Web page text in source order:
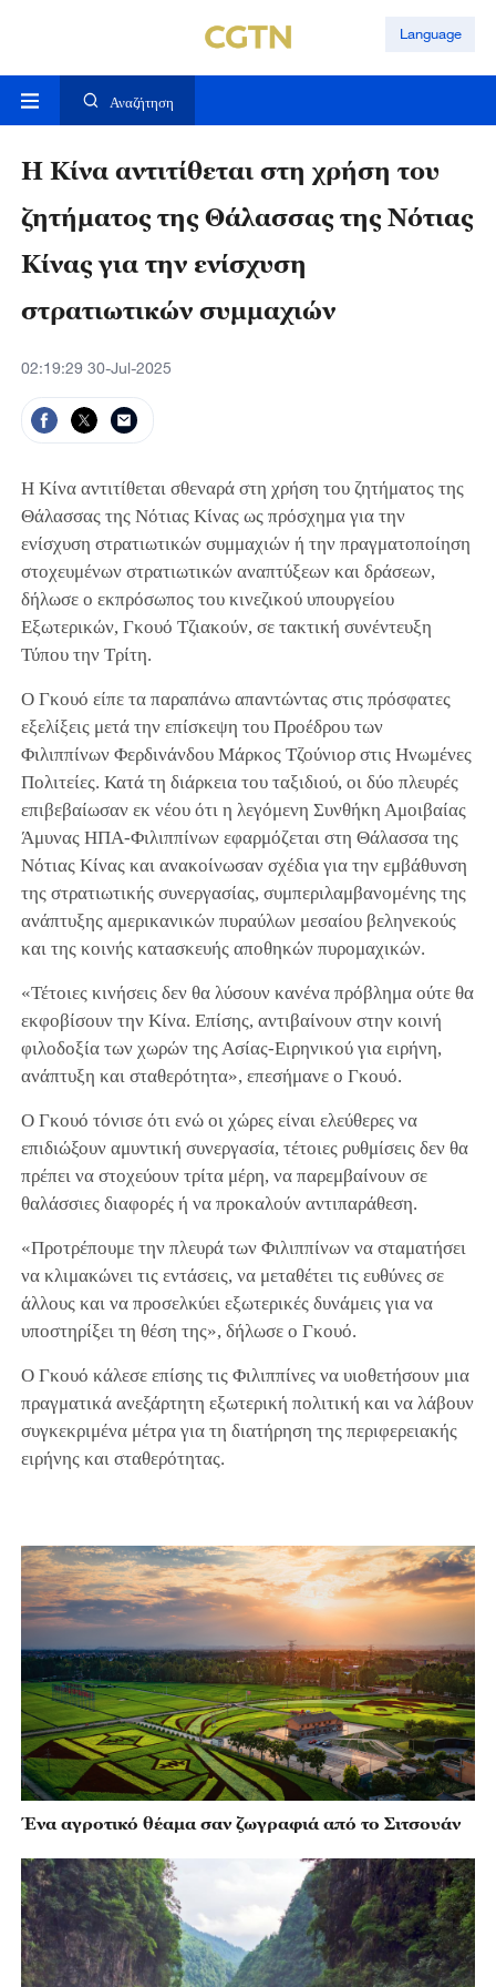
Language
Αναζήτηση
Η Κίνα αντιτίθεται στη χρήση του
ζητήματος της Θάλασσας της Νότιας
Κίνας για την ενίσχυση
στρατιωτικών συμμαχιών
02:19:29 30-Jul-2025
Η Κίνα αντιτίθεται σθεναρά στη χρήση του ζητήματος της
Θάλασσας της Νότιας Κίνας ως πρόσχημα για την
ενίσχυση στρατιωτικών συμμαχιών ή την πραγματοποίηση
στοχευμένων στρατιωτικών αναπτύξεων και δράσεων,
δήλωσε ο εκπρόσωπος του κινεζικού υπουργείου
Εξωτερικών, Γκουό Τζιακούν, σε τακτική συνέντευξη
Τύπου την Τρίτη.
Ο Γκουό είπε τα παραπάνω απαντώντας στις πρόσφατες
εξελίξεις μετά την επίσκεψη του Προέδρου των
Φιλιππίνων Φερδινάνδου Μάρκος Τζούνιορ στις Ηνωμένες
Πολιτείες. Κατά τη διάρκεια του ταξιδιού, οι δύο πλευρές
επιβεβαίωσαν εκ νέου ότι η λεγόμενη Συνθήκη Αμοιβαίας
Άμυνας ΗΠΑ-Φιλιππίνων εφαρμόζεται στη Θάλασσα της
Νότιας Κίνας και ανακοίνωσαν σχέδια για την εμβάθυνση
της στρατιωτικής συνεργασίας, συμπεριλαμβανομένης της
ανάπτυξης αμερικανικών πυραύλων μεσαίου βεληνεκούς
και της κοινής κατασκευής αποθηκών πυρομαχικών.
«Τέτοιες κινήσεις δεν θα λύσουν κανένα πρόβλημα ούτε θα
εκφοβίσουν την Κίνα. Επίσης, αντιβαίνουν στην κοινή
φιλοδοξία των χωρών της Ασίας-Ειρηνικού για ειρήνη,
ανάπτυξη και σταθερότητα», επεσήμανε ο Γκουό.
Ο Γκουό τόνισε ότι ενώ οι χώρες είναι ελεύθερες να
επιδιώξουν αμυντική συνεργασία, τέτοιες ρυθμίσεις δεν θα
πρέπει να στοχεύουν τρίτα μέρη, να παρεμβαίνουν σε
θαλάσσιες διαφορές ή να προκαλούν αντιπαράθεση.
«Προτρέπουμε την πλευρά των Φιλιππίνων να σταματήσει
να κλιμακώνει τις εντάσεις, να μεταθέτει τις ευθύνες σε
άλλους και να προσελκύει εξωτερικές δυνάμεις για να
υποστηρίξει τη θέση της», δήλωσε ο Γκουό.
Ο Γκουό κάλεσε επίσης τις Φιλιππίνες να υιοθετήσουν μια
πραγματικά ανεξάρτητη εξωτερική πολιτική και να λάβουν
συγκεκριμένα μέτρα για τη διατήρηση της περιφερειακής
ειρήνης και σταθερότητας.
Ένα αγροτικό θέαμα σαν ζωγραφιά από το Σιτσουάν